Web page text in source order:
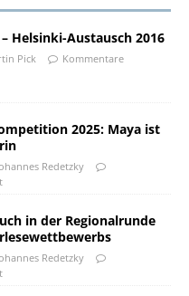
Helsinki-Austausch 2016
Pick
Kommentare
2025: Maya ist
Redetzky
in der Regionalrunde
Redetzky